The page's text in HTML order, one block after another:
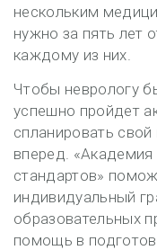
нескольким
нужно за пять лет
каждому из них.
Чтобы неврологу
успешно пройдет
спланировать
вперед.
стандартов»
индивидуальный
образовательных
помощь в